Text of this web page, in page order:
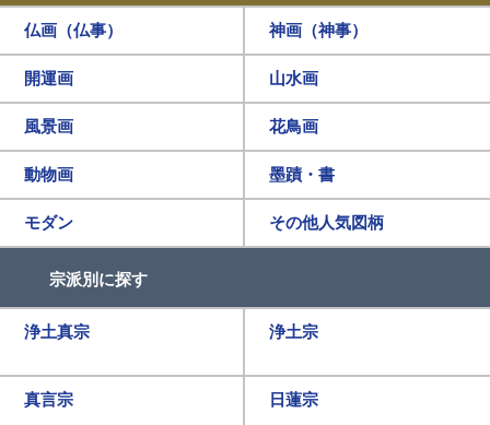
仏画（仏事） 神画（神事）
開運画 山水画
風景画 花鳥画
動物画 墨蹟・書
モダン その他人気図柄
宗派別に探す
浄土真宗 浄土宗
真言宗 日蓮宗